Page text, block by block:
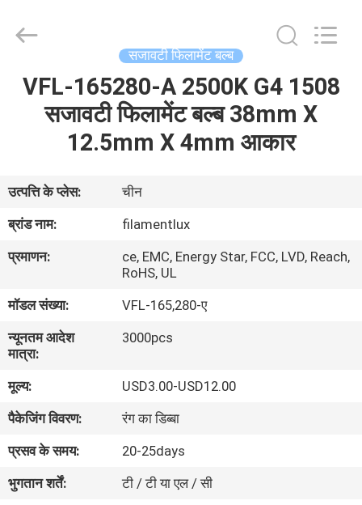
घर
हमारे
बारे
में
कारखाना
भ्रमण
गुणवत्ता
नियंत्रण
संपर्क
करें
Technology
Reserved.
सजावटी फिलामेंट बल्ब
VFL-165280-A 2500K G4 1508
सजावटी फिलामेंट बल्ब 38mm X
12.5mm X 4mm आकार
उत्पत्ति के प्लेस:
चीन
ब्रांड नाम:
filamentlux
प्रमाणन:
ce, EMC, Energy Star, FCC, LVD, Reach,
RoHS, UL
मॉडल संख्या:
VFL-165,280-ए
न्यूनतम आदेश
मात्रा:
3000pcs
मूल्य:
USD3.00-USD12.00
पैकेजिंग विवरण:
रंग का डिब्बा
प्रसव के समय:
20-25days
भुगतान शर्तें:
टी / टी या एल / सी